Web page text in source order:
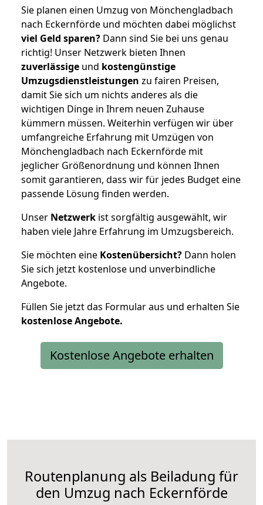
Sie planen einen Umzug von Mönchengladbach
nach Eckernförde und möchten dabei möglichst
viel Geld sparen? Dann sind Sie bei uns genau
richtig! Unser Netzwerk bieten Ihnen
zuverlässige und kostengünstige
Umzugsdienstleistungen zu fairen Preisen,
damit Sie sich um nichts anderes als die
wichtigen Dinge in Ihrem neuen Zuhause
kümmern müssen. Weiterhin verfügen wir über
umfangreiche Erfahrung mit Umzügen von
Mönchengladbach nach Eckernförde mit
jeglicher Größenordnung und können Ihnen
somit garantieren, dass wir für jedes Budget eine
passende Lösung finden werden.
Unser Netzwerk ist sorgfältig ausgewählt, wir
haben viele Jahre Erfahrung im Umzugsbereich.
Sie möchten eine Kostenübersicht? Dann holen
Sie sich jetzt kostenlose und unverbindliche
Angebote.
Füllen Sie jetzt das Formular aus und erhalten Sie
kostenloseAngebote.
Kostenlose Angebote erhalten
Routenplanung als Beiladung für
den Umzug nach Eckernförde